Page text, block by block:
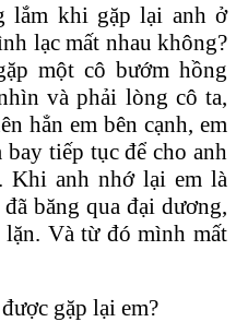
lắm khi gặp lại anh ở
lạc mất nhau không?
một cô bướm hồng
và phải lòng cô ta,
hẳn em bên cạnh, em
tiếp tục để cho anh
Khi anh nhớ lại em là
băng qua đại dương,
Và từ đó mình mất
gặp lại em?